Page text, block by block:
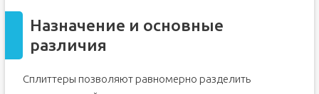
Назначение и основные
различия
Сплиттеры позволяют равномерно разделить